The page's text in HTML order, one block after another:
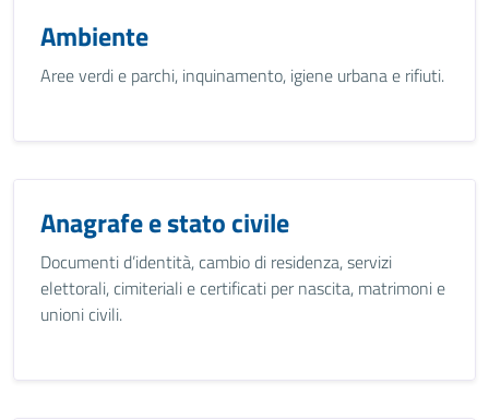
Ambiente
Aree verdi e parchi, inquinamento, igiene urbana e rifiuti.
Anagrafe e stato civile
Documenti d’identità, cambio di residenza, servizi
elettorali, cimiteriali e certificati per nascita, matrimoni e
unioni civili.